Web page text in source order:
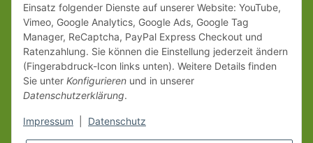
Einsatz folgender Dienste auf unserer Website: YouTube,
Vimeo, Google Analytics, Google Ads, Google Tag
Manager, ReCaptcha, PayPal Express Checkout und
Ratenzahlung. Sie können die Einstellung jederzeit ändern
(Fingerabdruck-Icon links unten). Weitere Details finden
Sie unter Konfigurieren und in unserer
Datenschutzerklärung.
Impressum Datenschutz